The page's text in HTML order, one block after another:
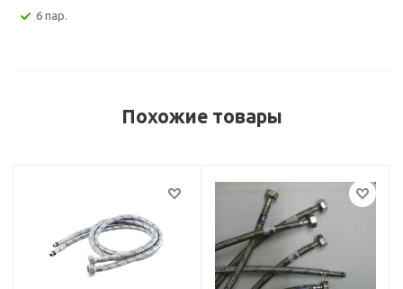
6 пар.
Похожие товары